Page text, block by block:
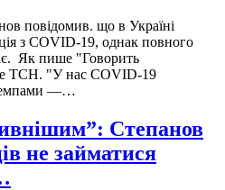
повідомив. що в Україні
з COVID-19, однак повного
Як пише "Говорить
ТСН. "У нас COVID-19
—…
Степанов
не займатися